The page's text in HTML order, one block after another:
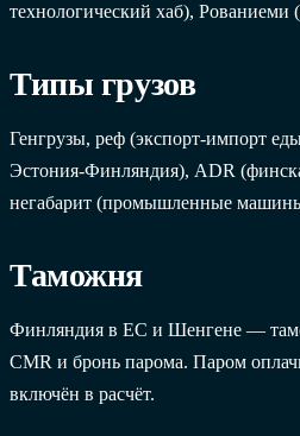
технологический хаб), Рованиеми
Типы грузов
Генгрузы, реф (экспорт-импорт
Эстония-Финляндия), ADR
негабарит (промышленные
Таможня
Финляндия в ЕС и Шенгене —
CMR и бронь парома. Паром
включён в расчёт.